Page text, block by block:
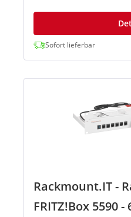
Sofort lieferbar
Rackmount.IT -
FRITZ!Box 5590 -